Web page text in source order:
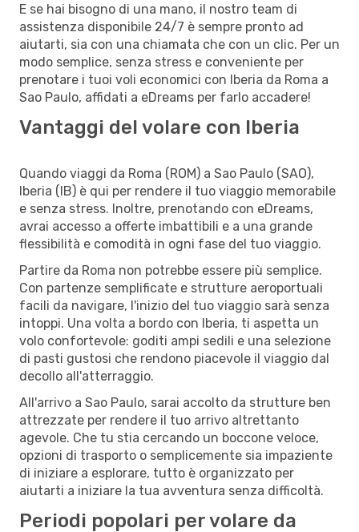
E se hai bisogno di una mano, il nostro team di
assistenza disponibile 24/7 è sempre pronto ad
aiutarti, sia con una chiamata che con un clic. Per un
modo semplice, senza stress e conveniente per
prenotare i tuoi voli economici con Iberia da Roma a
Sao Paulo, affidati a eDreams per farlo accadere!
Vantaggi del volare con Iberia
Quando viaggi da Roma (ROM) a Sao Paulo (SAO),
Iberia (IB) è qui per rendere il tuo viaggio memorabile
e senza stress. Inoltre, prenotando con eDreams,
avrai accesso a offerte imbattibili e a una grande
flessibilità e comodità in ogni fase del tuo viaggio.
Partire da Roma non potrebbe essere più semplice.
Con partenze semplificate e strutture aeroportuali
facili da navigare, l'inizio del tuo viaggio sarà senza
intoppi. Una volta a bordo con Iberia, ti aspetta un
volo confortevole: goditi ampi sedili e una selezione
di pasti gustosi che rendono piacevole il viaggio dal
decollo all'atterraggio.
All'arrivo a Sao Paulo, sarai accolto da strutture ben
attrezzate per rendere il tuo arrivo altrettanto
agevole. Che tu stia cercando un boccone veloce,
opzioni di trasporto o semplicemente sia impaziente
di iniziare a esplorare, tutto è organizzato per
aiutarti a iniziare la tua avventura senza difficoltà.
Periodi popolari per volare da